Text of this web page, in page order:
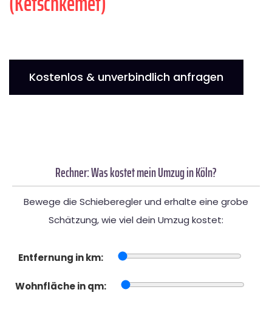
Kostenlos & unverbindlich anfragen
Rechner: Was kostet mein Umzug in Köln?
Bewege die Schieberegler und erhalte eine grobe
Schätzung, wie viel dein Umzug kostet:
Entfernung in km:
Wohnfläche in qm: